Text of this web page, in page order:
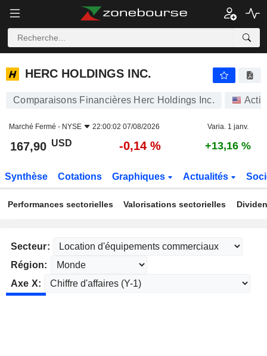
HERC HOLDINGS INC.
HERC HOLDINGS INC.
Comparaisons Financières Herc Holdings Inc.
Marché Fermé - NYSE 22:00:02 07/08/2026 Varia. 1 janv.
167,90 USD -0,14 % +13,16 %
Synthèse Cotations Graphiques Actualités
Performances sectorielles Valorisations sectorielles
Secteur:
Région:
Axe X: